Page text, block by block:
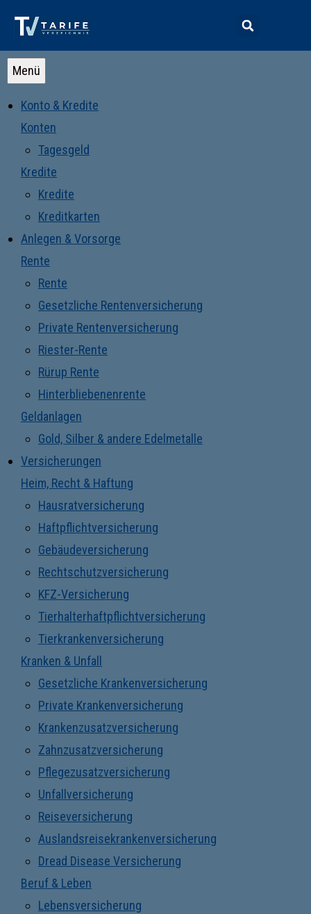
Menü
Konto & Kredite
Konten
Tagesgeld
Kredite
Kredite
Kreditkarten
Anlegen & Vorsorge
Rente
Rente
Gesetzliche Rentenversicherung
Private Rentenversicherung
Riester-Rente
Rürup Rente
Hinterbliebenenrente
Geldanlagen
Gold, Silber & andere Edelmetalle
Versicherungen
Heim, Recht & Haftung
Hausratversicherung
Haftpflichtversicherung
Gebäudeversicherung
Rechtschutzversicherung
KFZ-Versicherung
Tierhalterhaftpflichtversicherung
Tierkrankenversicherung
Kranken & Unfall
Gesetzliche Krankenversicherung
Private Krankenversicherung
Krankenzusatzversicherung
Zahnzusatzversicherung
Pflegezusatzversicherung
Unfallversicherung
Reiseversicherung
Auslandsreisekrankenversicherung
Dread Disease Versicherung
Beruf & Leben
Lebensversicherung